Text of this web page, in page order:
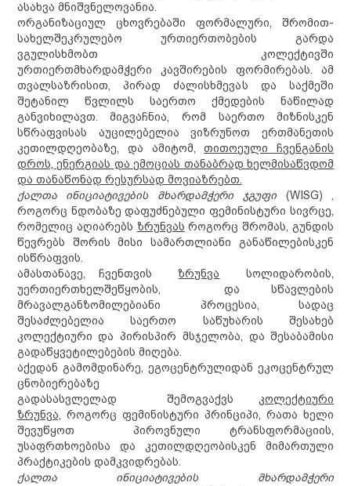
ასახვა მნიშვნელოვანია
ორგანიზაციულ ცხოვრებაში ფორმალური, შრომით-
სახელშეკრულებო ურთიერთობების გარდა
ვგულისხმობთ კოლექტივში
ურთიერთმხარდამჭერი კავშირებისფორმირებას . ამ
თვალსაზრისით, პირად ძალისხმევას და საქმეში
შეტანილ წვლილს საერთო ქმედების ნაწილად
განვიხილავთ .მიგვაჩნია, რომ საერთო მიზნისკენ
სწრაფვისას აუცილებელია ვიზრუნოთ ერთმანეთის
კეთილდღეობაზე, და ამიტომ,თითოეული ჩვენგანის
დროს, ენერგიას და ემოციას თანაბრად ხელმისაწვდომ
და თანაწონად რესურსად მოვიაზრებთ.
ქალთა ინიციატივების მხარდამჭერი ჯგუფი(WISG)
როგორც ნდობაზე დაფუძნებული ფემინისტური სივრცე,
რომელიც აღიარებს ზრუნვას როგორც შრომას, გუნდის
წევრებს შორის მისი სამართლიანი განაწილებისკენ
ისწრაფვის.
ამასთანავე ჩვენთვის ზრუნვა
სოლიდარობის,
უერთიერთხელშეწყობის,
დასწავლების
მრავალგანზომილებიანი პროცესია , სადაც
შესაძლებელია საერთო საწუხარის შესახებ
კოლექტიური და პირისპირ მსჯელობა, და შესაბამისი
გადაწყვეტილებების მიღება.
აქედან გამომდინარე, ეგოცენტრულიდან ეკოცენტრულ
ცნობიერებაზე
გადასასვლელად შემოგვაქვს კოლექტიური
ზრუნვა,
როგორც ფემინისტური პრინციპი,რათა ხელი
შევუწყოთ
პიროვნული ტრანსფორმაციის,
უსაფრთხოებისა და კეთილდღეობისკენ მიმართული
პრაქტიკების დამკვიდრებას.
ქალთა ინიციატივების მხარდამჭერი